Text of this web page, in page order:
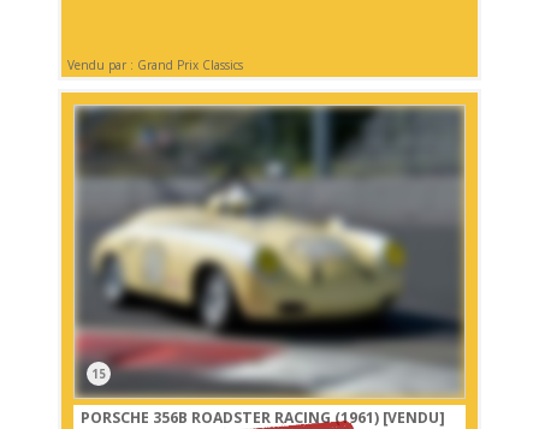
Vendu par : Grand Prix Classics
15
PORSCHE 356B ROADSTER RACING (1961) [VENDU]